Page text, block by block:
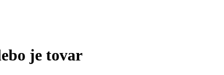
je tovar